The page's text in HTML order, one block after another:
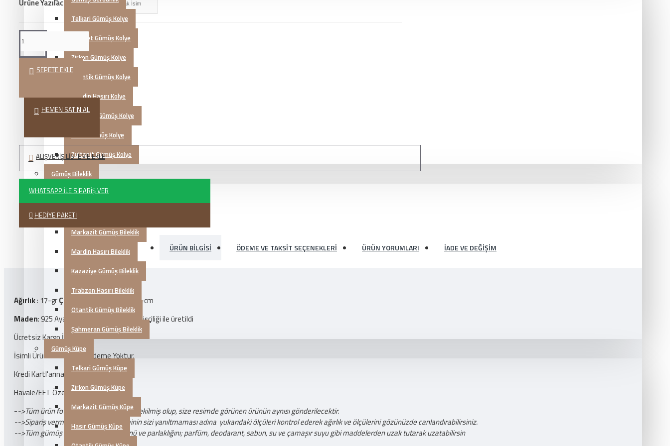
Telkari Gümüş Kolye
Hayalet Gümüş Kolye
Zirkon Gümüş Kolye
Otantik Gümüş Kolye
Mardin Hasırı Kolye
Kazaziye Gümüş Kolye
İsimli Gümüş Kolye
Zultanit Gümüş Kolye
Gümüş Bileklik
Telkari Gümüş Bileklik
Zirkon Gümüş Bileklik
Markazit Gümüş Bileklik
Mardin Hasırı Bileklik
Kazaziye Gümüş Bileklik
Trabzon Hasırı Bileklik
Otantik Gümüş Bileklik
Şahmeran Gümüş Bileklik
Gümüş Küpe
Telkari Gümüş Küpe
Zirkon Gümüş Küpe
Markazit Gümüş Küpe
Hasır Gümüş Küpe
Ürüne Yazılacak İsim
SEPETE EKLE
HEMEN SATIN AL
ALIŞVERIŞ LISTEME EKLE
WHATSAPP İLE SIPARIŞ VER
HEDIYE PAKETI
ÜRÜN BILGISI ÖDEME VE TAKSIT SEÇENEKLERI ÜRÜN YORUMLARI İADE VE DEĞIŞIM
Ağırlık: 17-grÇap
: 12-cm
Maden: 925 Ayar Gümüş
: El işçiliği ile üretildi
Ücretsiz Kargo İmkanı
İsimli Ürünlerde Kapıda Ödeme Yoktur.
Kredi Kartl'arına 3 Taksit
Havale/EFT Özel İndirim
-->Tüm ürün fotoğrafları tarafımızdan çekilmiş olup, size resimde görünen ürünün aynısı gönderilecektir.
-->Sipariş vermeden önce ürün resminin sizi yanıltmaması adına yukarıdaki ölçüleri kontrol ederek ağırlık ve ölçülerini gözünüzde canlandırabilirsiniz.
-->Tüm gümüş takı ürünlerinin ömrünü ve parlaklığını; parfüm, deodarant, sabun, su ve çamaşır suyu gibi maddelerden uzak tutarak uzatabilirsin